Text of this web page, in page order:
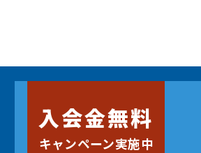
入会金無料
キャンペーン実施中